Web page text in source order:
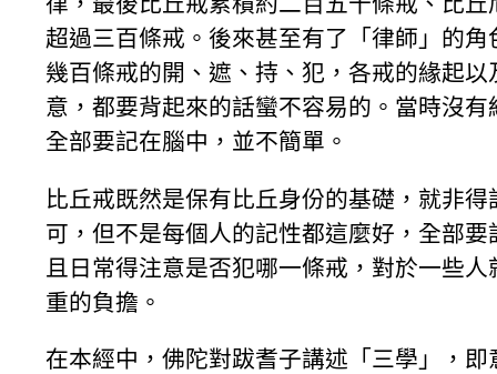
超過三百條戒。後來甚至有了「律師」的角
幾百條戒的開、遮、持、犯，各戒的緣起以
意，都要背起來的話蠻不容易的。當時沒有
全部要記在腦中，並不簡單。
比丘戒既然是保有比丘身份的基礎，就非得
可，但不是每個人的記性都這麼好，全部要
且日常得注意是否犯哪一條戒，對於一些人
重的負擔。
在本經中，佛陀對跋耆子講述「三學」，即